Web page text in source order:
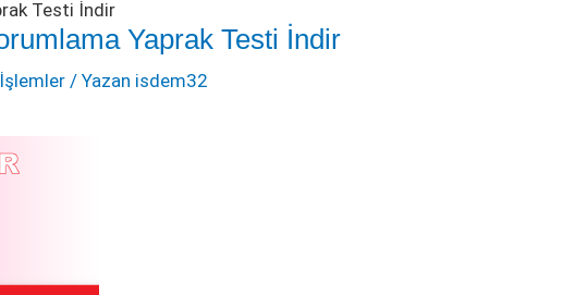
Testi İndir
Yaprak Testi İndir
İşlemler / Yazan isdem32